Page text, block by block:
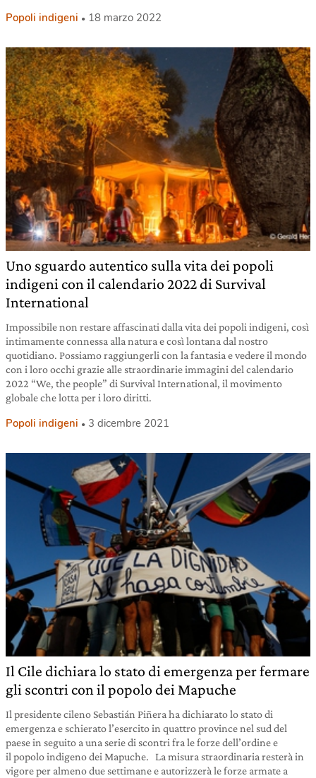
Popoli indigeni 18 marzo 2022
Uno sguardo autentico sulla vita dei popoli
indigeni con il calendario 2022 di Survival
International
Impossibile non restare affascinati dalla vita dei popoli indigeni, così
intimamente connessa alla natura e così lontana dal nostro
quotidiano. Possiamo raggiungerli con la fantasia e vedere il mondo
con i loro occhi grazie alle straordinarie immagini del calendario
2022 “We, the people” di Survival International, il movimento
globale che lotta per i loro diritti.
Popoli indigeni 3 dicembre 2021
Il Cile dichiara lo stato di emergenza per fermare
gli scontri con il popolo dei Mapuche
Il presidente cileno Sebastián Piñera ha dichiarato lo stato di
emergenza e schierato l’esercito in quattro province nel sud del
paese in seguito a una serie di scontri fra le forze dell’ordine e
il popolo indigeno dei Mapuche. La misura straordinaria resterà in
vigore per almeno due settimane e autorizzerà le forze armate a